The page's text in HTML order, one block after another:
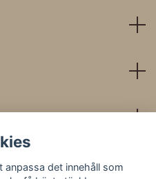
det innehåll som